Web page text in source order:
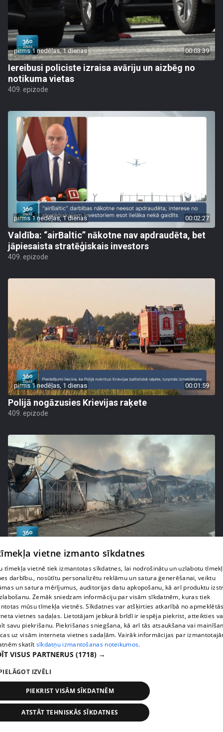
pirms 1 nedēļas, 1 dienas 00:03:39
Iereibusi policiste izraisa avāriju un aizbēg no
notikuma vietas
409. epizode
pirms 1 nedēļas, 1 dienas 00:02:27
Valdība: “airBaltic” nākotne nav apdraudēta, bet
jāpiesaista stratēģiskais investors
409. epizode
pirms 1 nedēļas, 1 dienas 00:01:59
Polijā nogāzusies Krievijas raķete
409. epizode
Ukrainā piedzīvots viens no pēdējā laika
lielākajiem Krievijas uzbrukumiem
409. epizode
pirms 1 nedēļas, 1 dienas
vietne izmanto sīkdatnes
tīmekļa vietnē tiek izmantotas sīkdatnes, lai nodrošinātu un uzlabotu
darbību., nosūtītu personalizētu reklāmu un satura ģenerēšanai, veiktu
un satura mērījumus, auditorijas datu apkopošanu, kā arī produktu
Zemāk sniedzam informāciju par visām sīkdatnēm, kuras tiek
mūsu tīmekļa vietnēs. Sīkdatnes var atšķirties atkarībā no
vietnes sadaļas. Lietotājam jebkurā brīdī ir iespēja piekrist, atteikties
savu piekrišanu. Piekrišanas sniegšana, kā arī tās atsaukšana vai
uz visām interneta vietnes sadaļām. Vairāk informācijas par
skatīt sīkdatņu izmantošanas noteikumos.
VISUS PARTNERUS (1718) →
IZVĒLI
PIEKRIST VISĀM SĪKDATNĒM
ATSTĀT TEHNISKĀS SĪKDATNES